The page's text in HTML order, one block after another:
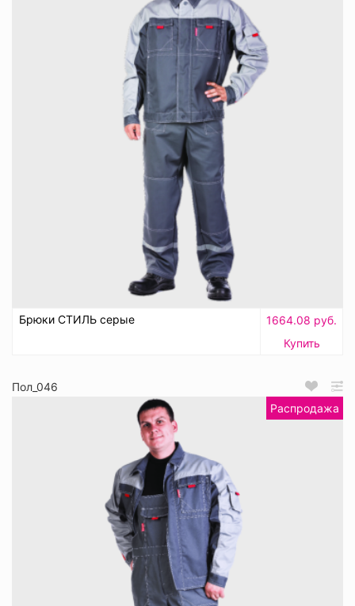
Брюки СТИЛЬ серые
1664.08 руб.
Купить
Пол_046
Распродажа